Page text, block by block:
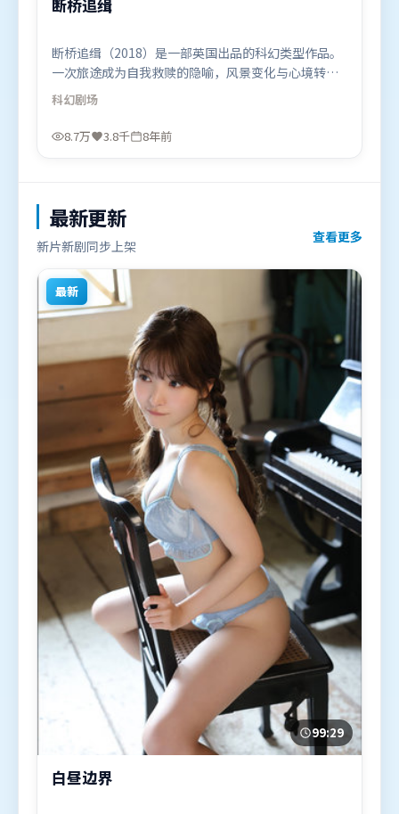
断桥追缉
断桥追缉（2018）是一部英国出品的科幻类型作品。
一次旅途成为自我救赎的隐喻，风景变化与心境转折
彼此呼应。摄影与美术共同营造出强烈地域气质，增
强沉浸感。由陈凯歌执导，黄渤、周冬雨、白宇，刘
德华等联袂出演。影片于2018年5月3日（英国）在部
科幻剧场
8.7万 3.8千 8年前
最新更新
新片新剧同步上架
查看更多
最新
99:29
白昼边界